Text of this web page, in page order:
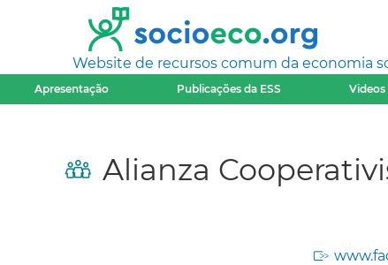
Website de recursos comum da economia
Apresentação Publicações da ESS Videos
Alianza